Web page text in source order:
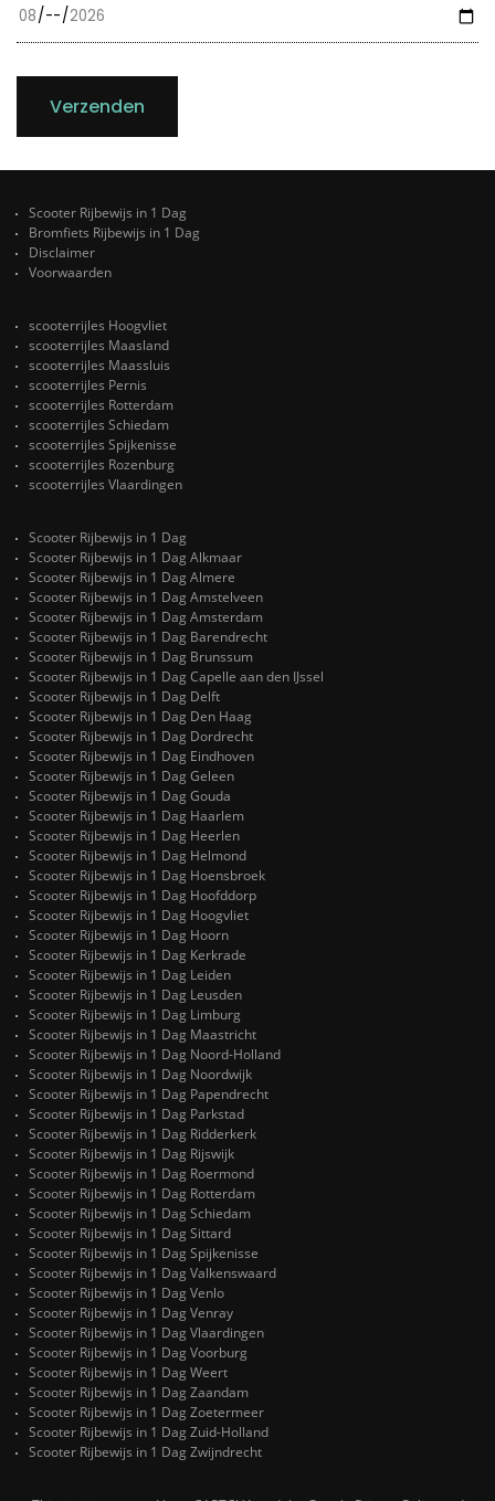
Verzenden
Scooter Rijbewijs in 1 Dag
Bromfiets Rijbewijs in 1 Dag
Disclaimer
Voorwaarden
scooterrijles Hoogvliet
scooterrijles Maasland
scooterrijles Maassluis
scooterrijles Pernis
scooterrijles Rotterdam
scooterrijles Schiedam
scooterrijles Spijkenisse
scooterrijles Rozenburg
scooterrijles Vlaardingen
Scooter Rijbewijs in 1 Dag
Scooter Rijbewijs in 1 Dag Alkmaar
Scooter Rijbewijs in 1 Dag Almere
Scooter Rijbewijs in 1 Dag Amstelveen
Scooter Rijbewijs in 1 Dag Amsterdam
Scooter Rijbewijs in 1 Dag Barendrecht
Scooter Rijbewijs in 1 Dag Brunssum
Scooter Rijbewijs in 1 Dag Capelle aan den IJssel
Scooter Rijbewijs in 1 Dag Delft
Scooter Rijbewijs in 1 Dag Den Haag
Scooter Rijbewijs in 1 Dag Dordrecht
Scooter Rijbewijs in 1 Dag Eindhoven
Scooter Rijbewijs in 1 Dag Geleen
Scooter Rijbewijs in 1 Dag Gouda
Scooter Rijbewijs in 1 Dag Haarlem
Scooter Rijbewijs in 1 Dag Heerlen
Scooter Rijbewijs in 1 Dag Helmond
Scooter Rijbewijs in 1 Dag Hoensbroek
Scooter Rijbewijs in 1 Dag Hoofddorp
Scooter Rijbewijs in 1 Dag Hoogvliet
Scooter Rijbewijs in 1 Dag Hoorn
Scooter Rijbewijs in 1 Dag Kerkrade
Scooter Rijbewijs in 1 Dag Leiden
Scooter Rijbewijs in 1 Dag Leusden
Scooter Rijbewijs in 1 Dag Limburg
Scooter Rijbewijs in 1 Dag Maastricht
Scooter Rijbewijs in 1 Dag Noord-Holland
Scooter Rijbewijs in 1 Dag Noordwijk
Scooter Rijbewijs in 1 Dag Papendrecht
Scooter Rijbewijs in 1 Dag Parkstad
Scooter Rijbewijs in 1 Dag Ridderkerk
Scooter Rijbewijs in 1 Dag Rijswijk
Scooter Rijbewijs in 1 Dag Roermond
Scooter Rijbewijs in 1 Dag Rotterdam
Scooter Rijbewijs in 1 Dag Schiedam
Scooter Rijbewijs in 1 Dag Sittard
Scooter Rijbewijs in 1 Dag Spijkenisse
Scooter Rijbewijs in 1 Dag Valkenswaard
Scooter Rijbewijs in 1 Dag Venlo
Scooter Rijbewijs in 1 Dag Venray
Scooter Rijbewijs in 1 Dag Vlaardingen
Scooter Rijbewijs in 1 Dag Voorburg
Scooter Rijbewijs in 1 Dag Weert
Scooter Rijbewijs in 1 Dag Zaandam
Scooter Rijbewijs in 1 Dag Zoetermeer
Scooter Rijbewijs in 1 Dag Zuid-Holland
Scooter Rijbewijs in 1 Dag Zwijndrecht